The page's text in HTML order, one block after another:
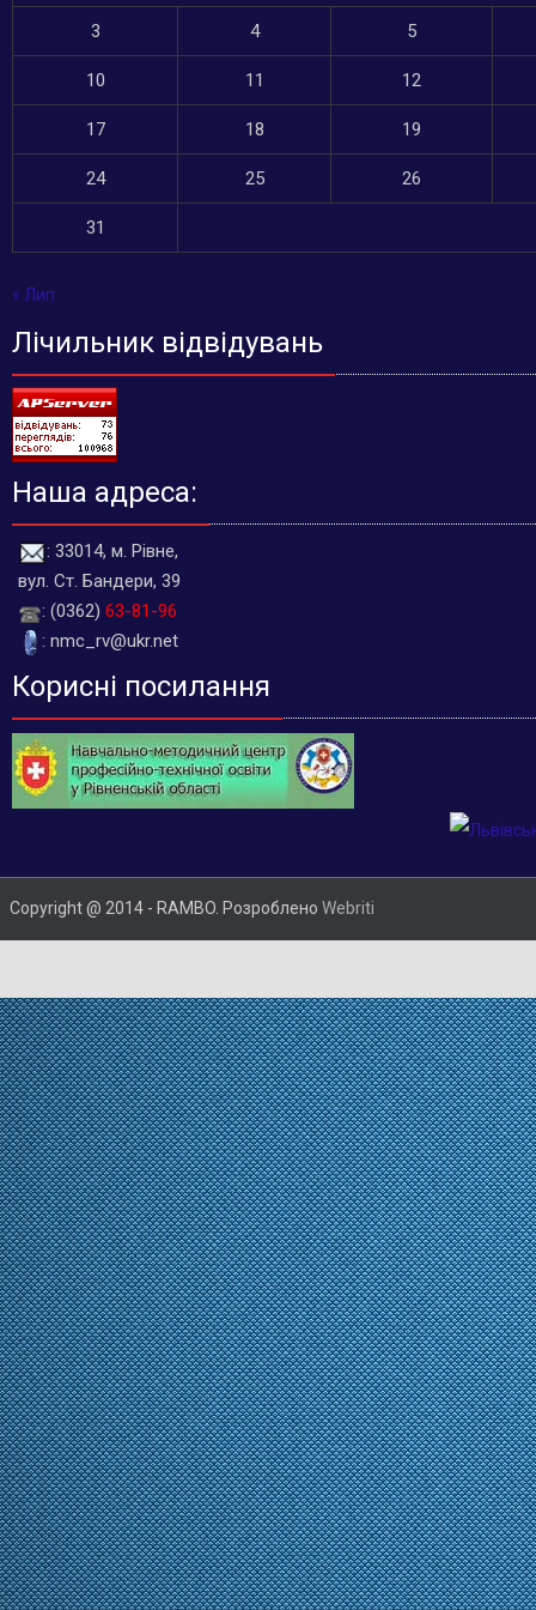
3 4 5
10 11 12
17 18 19
24 25 26
31
« Лип
Лічильник відвідувань
Наша адреса:
: 33014, м. Рівне,
вул. Ст. Бандери, 39
: (0362) 63-81-96
: nmc_rv@ukr.net
Корисні посилання
Copyright @ 2014 - RAMBO. Розроблено Webriti